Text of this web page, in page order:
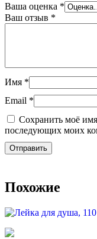
Ваша оценка *
Ваш отзыв *
Имя *
Email *
Сохранить моё
последующих моих
Похожие